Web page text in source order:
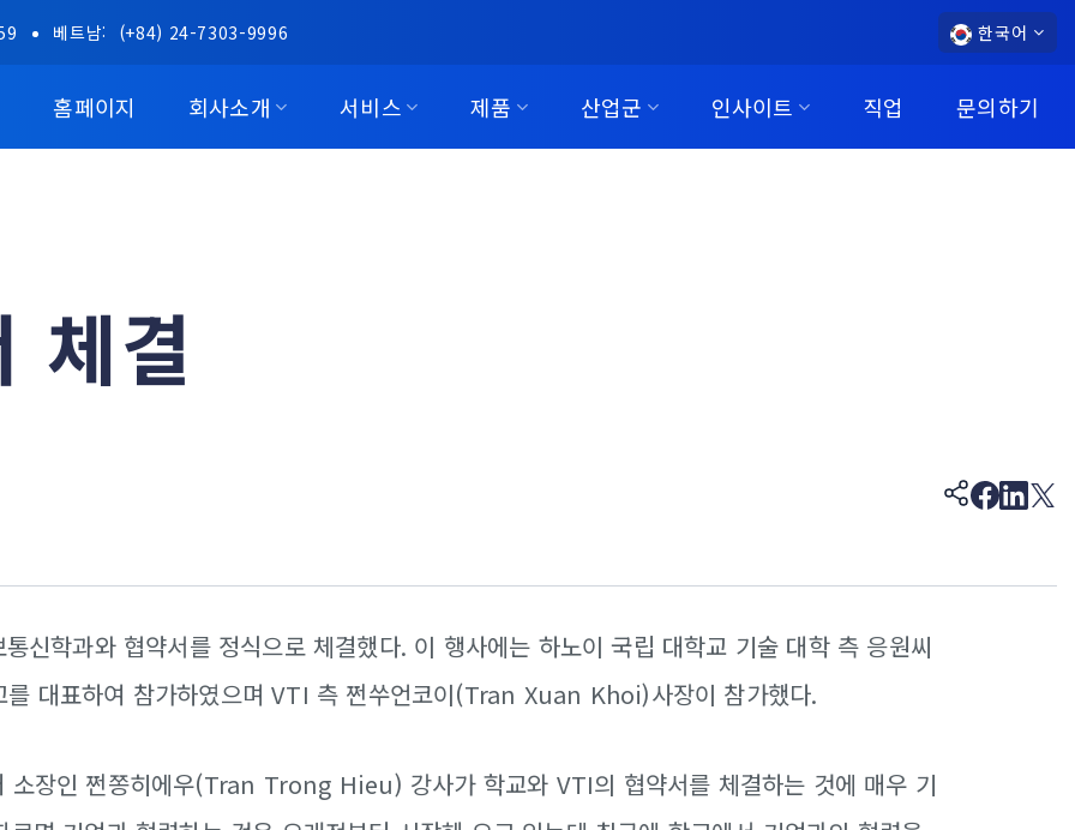
베트남: (+84) 24-7303-9996 한국어
홈페이지 회사소개 서비스 제품 산업군 인사이트 직업 문의하기
체결
신학과와 협약서를 정식으로 체결했다. 이 행사에는 하노이 국립 대학교 기술 대학 측 응원씨
대표하여 참가하였으며 VTI 측 쩐쑤언코이(Tran Xuan Khoi)사장이 참가했다.
소장인 쩐쫑히에우(Tran Trong Hieu) 강사가 학교와 VTI의 협약서를 체결하는 것에 매우 기